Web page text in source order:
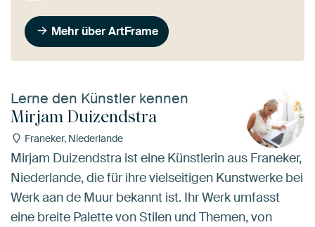
Mehr über ArtFrame
Lerne den Künstler kennen
Mirjam Duizendstra
Franeker, Niederlande
Mirjam Duizendstra ist eine Künstlerin aus Franeker,
Niederlande, die für ihre vielseitigen Kunstwerke bei
Werk aan de Muur bekannt ist. Ihr Werk umfasst
eine breite Palette von Stilen und Themen, von